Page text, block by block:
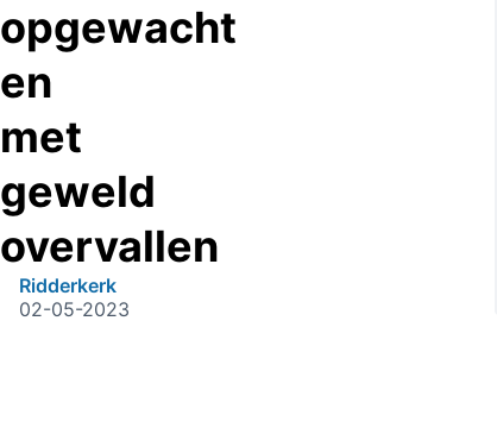
opgewacht
en
met
geweld
overvallen
Ridderkerk
02-05-2023